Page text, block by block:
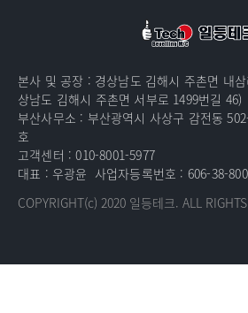
본사 및 공장 : 경상남도 김해시 주촌면 내
상남도 김해시 주촌면 서부로 1499번길 46)
부산사무소 : 부산광역시 사상구 감전동
호
고객센터 : 010-8001-5977
대표 : 우광윤 사업자등록번호 : 606-38-
COPYRIGHT(c) 2020 일등테크. ALL